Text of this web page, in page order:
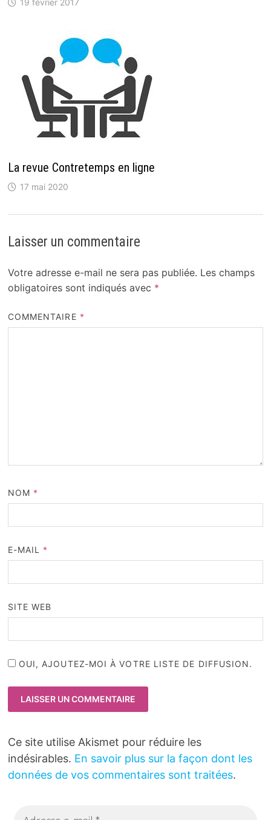
La revue Contretemps en ligne
17 mai 2020
Laisser un commentaire
Votre adresse e-mail ne sera pas publiée. Les champs
obligatoires sont indiqués avec *
COMMENTAIRE *
NOM *
E-MAIL *
SITE WEB
OUI, AJOUTEZ-MOI À VOTRE LISTE DE DIFFUSION.
Ce site utilise Akismet pour réduire les
indésirables. En savoir plus sur la façon dont les
données de vos commentaires sont traitées.